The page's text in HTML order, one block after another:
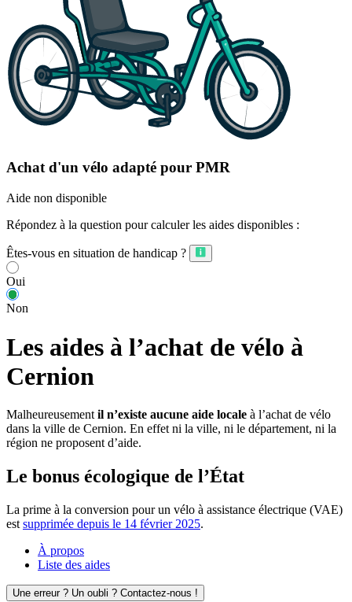
Achat d'un vélo adapté pour PMR
Aide non disponible
Répondez à la question pour calculer les aides disponibles :
Êtes-vous en situation de handicap ?
Oui
Non
Les aides à l’achat de vélo à
Cernion
Malheureusement il n’existe aucune aide locale à l’achat de vélo
dans la ville de Cernion. En effet ni la ville, ni le département, ni la
région ne proposent d’aide.
Le bonus écologique de l’État
La prime à la conversion pour un vélo à assistance électrique (VAE)
est supprimée depuis le 14 février 2025.
À propos
Liste des aides
Une erreur ? Un oubli ? Contactez-nous !